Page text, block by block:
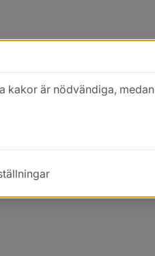
fönster.
kakor är nödvändiga, medan